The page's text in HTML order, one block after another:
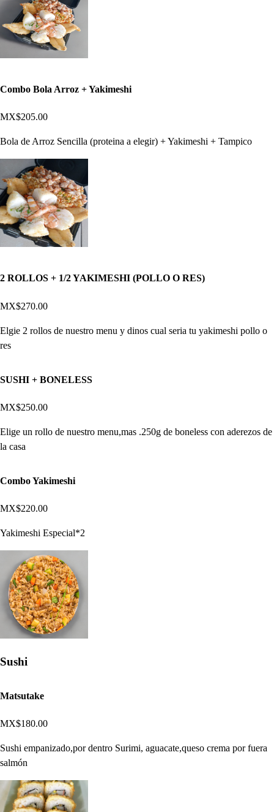
Combo Bola Arroz + Yakimeshi
MX$205.00
Bola de Arroz Sencilla (proteina a elegir) + Yakimeshi + Tampico
2 ROLLOS + 1/2 YAKIMESHI (POLLO O RES)
MX$270.00
Elgie 2 rollos de nuestro menu y dinos cual seria tu yakimeshi pollo o
res
SUSHI + BONELESS
MX$250.00
Elige un rollo de nuestro menu,mas .250g de boneless con aderezos de
la casa
Combo Yakimeshi
MX$220.00
Yakimeshi Especial*2
Sushi
Matsutake
MX$180.00
Sushi empanizado,por dentro Surimi, aguacate,queso crema por fuera
salmón